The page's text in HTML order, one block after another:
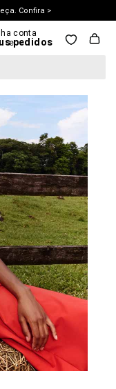
Confira >
e aproveite.